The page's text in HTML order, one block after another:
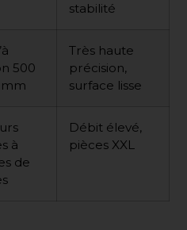
stabilité
500
Très haute
précision,
surface lisse
à
de
Débit élevé,
pièces XXL